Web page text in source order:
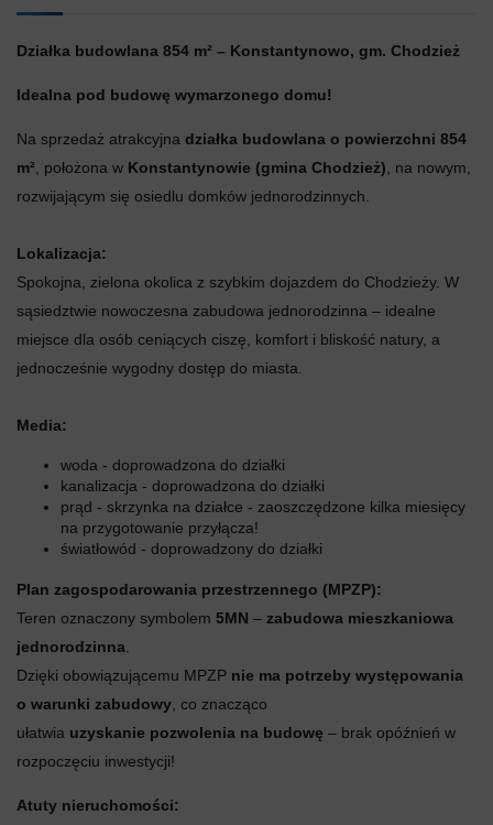
Działka budowlana 854 m² – Konstantynowo, gm. Chodzież
Idealna pod budowę wymarzonego domu!
Na sprzedaż atrakcyjna działka budowlana o powierzchni 854
m² , położona w Konstantynowie (gmina Chodzież) , na nowym,
rozwijającym się osiedlu domków jednorodzinnych.
Lokalizacja:
Spokojna, zielona okolica z szybkim dojazdem do Chodzieży. W
sąsiedztwie nowoczesna zabudowa jednorodzinna – idealne
miejsce dla osób ceniących ciszę, komfort i bliskość natury, a
jednocześnie wygodny dostęp do miasta.
Media:
woda - doprowadzona do działki
kanalizacja - doprowadzona do działki
prąd - skrzynka na działce - zaoszczędzone kilka miesięcy
na przygotowanie przyłącza!
światłowód - doprowadzony do działki
Plan zagospodarowania przestrzennego (MPZP):
Teren oznaczony symbolem 5MN – zabudowa mieszkaniowa
jednorodzinna
Dzięki obowiązującemu MPZP nie ma potrzeby występowania
o warunki zabudowy , co znacząco
ułatwia uzyskanie pozwolenia na budowę – brak opóźnień w
rozpoczęciu inwestycji!
Atuty nieruchomości: